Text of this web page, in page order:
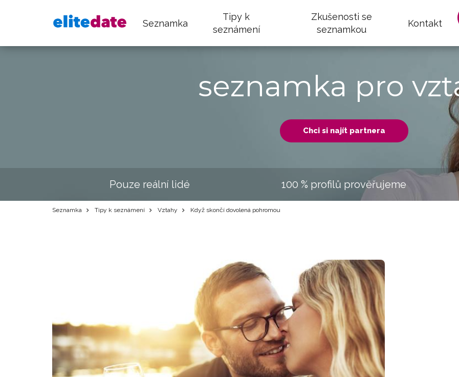
Seznamka
Tipy k
seznámení
Zkušenosti se
seznamkou
Kontakt
seznamka pro
Chci si najít partnera
Pouze reální lidé 100 % profilů prověřujeme
Seznamka Tipy k seznámení Vztahy Když skončí dovolená pohromou